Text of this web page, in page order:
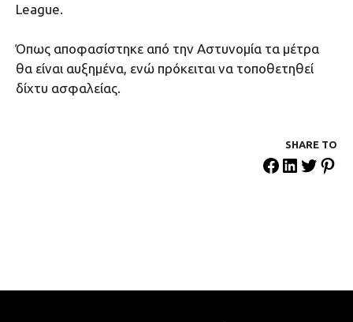
League.
Όπως αποφασίστηκε από την Αστυνομία τα μέτρα
θα είναι αυξημένα, ενώ πρόκειται να τοποθετηθεί
δίχτυ ασφαλείας.
SHARE ΤΟ